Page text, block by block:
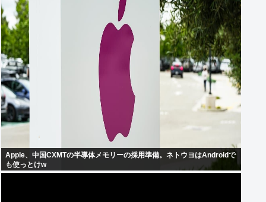
Apple、中国CXMTの半導体メモリーの採用準備。ネトウヨはAndroidで
も使っとけw